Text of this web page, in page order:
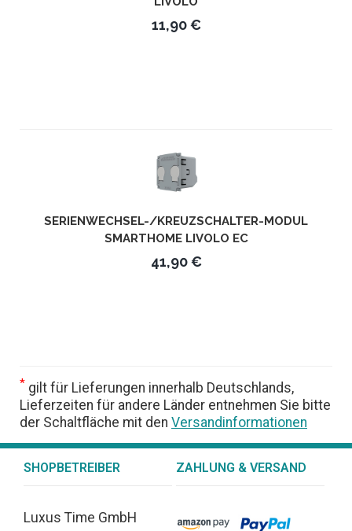
11,90 €
SERIENWECHSEL-/KREUZSCHALTER-MODUL
SMARTHOME LIVOLO EC
41,90 €
* gilt für Lieferungen innerhalb Deutschlands,
Lieferzeiten für andere Länder entnehmen Sie bitte
der Schaltfläche mit den Versandinformationen
SHOPBETREIBER
Luxus Time GmbH
ZAHLUNG & VERSAND